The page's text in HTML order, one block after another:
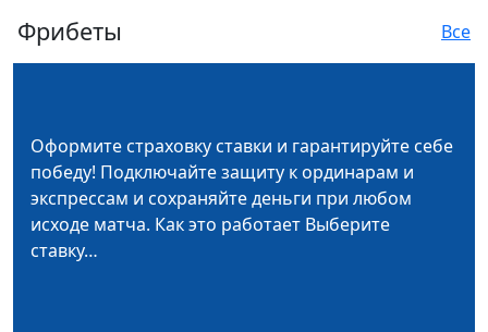
Фрибеты Все
Оформите страховку ставки и гарантируйте себе
победу! Подключайте защиту к ординарам и
экспрессам и сохраняйте деньги при любом
исходе матча. Как это работает Выберите
ставку…